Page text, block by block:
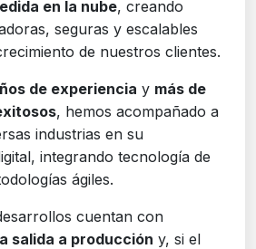
en la nube, creando
seguras y escalables
de nuestros clientes.
de experiencia y más de
, hemos acompañado a
industrias en su
integrando tecnología de
ágiles.
cuentan con
salida a producción y, si el